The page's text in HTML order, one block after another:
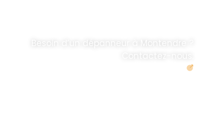
Besoin d’un dépanneur à Montendre ?